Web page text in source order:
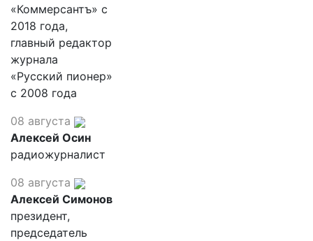
«Коммерсантъ» с
2018 года,
главный редактор
журнала
«Русский пионер»
с 2008 года
08 августа
Алексей Осин
радиожурналист
08 августа
Алексей Симонов
президент,
председатель